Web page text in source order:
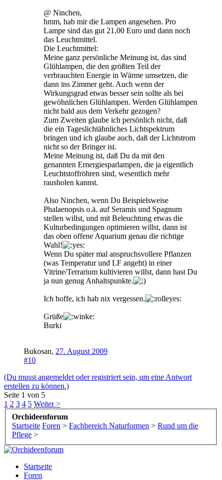
@ Ninchen,
hmm, hab mir die Lampen angesehen. Pro
Lampe sind das gut 21,00 Euro und dann noch
das Leuchtmittel.
Die Leuchtmittel:
Meine ganz persönliche Meinung ist, das sind
Glühlampen, die den größten Teil der
verbrauchten Energie in Wärme umsetzen, die
dann ins Zimmer geht. Auch wenn der
Wirkungsgrad etwas besser sein sollte als bei
gewöhnlichen Glühlampen. Werden Glühlampen
nicht bald aus dem Verkehr gezogen?
Zum Zweiten glaube ich persönlich nicht, daß
die ein Tageslichtähnliches Lichtspektrum
bringen und ich glaube auch, daß der Lichtstrom
nicht so der Bringer ist.
Meine Meinung ist, daß Du da mit den
genannten Ernergiesparlampen, die ja eigentlich
Leuchtstoffröhren sind, wesentlich mehr
rausholen kannst.
Also Ninchen, wenn Du Beispielsweise
Phalaenopsis o.ä. auf Seramis und Spagnum
stellen willst, und mit Beleuchtung etwas die
Kulturbedingungen optimieren willst, dann ist
das oben offene Aquarium genau die richtige
Wahl!
Wenn Du später mal anspruchsvollere Pflanzen
(was Temperatur und LF angeht) in einer
Vitrine/Terrarium kultivieren willst, dann hast Du
ja nun genug Anhaltspunkte.
Ich hoffe, ich hab nix vergessen.
Grüße
Burki
Bukosan, 27. August 2009
#10
(Du musst angemeldet oder registriert sein, um eine Antwort
erstellen zu können.)
Seite 1 von 5
1 2 3 4 5 Weiter >
Orchideenforum
Startseite Foren > Fachbereich Naturformen > Rund um die
Pflege >
Startseite
Foren